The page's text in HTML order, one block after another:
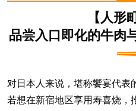
【人形
品尝入口即化的牛肉
对日本人来说，堪称饗宴代表
若想在新宿地区享用寿喜烧，